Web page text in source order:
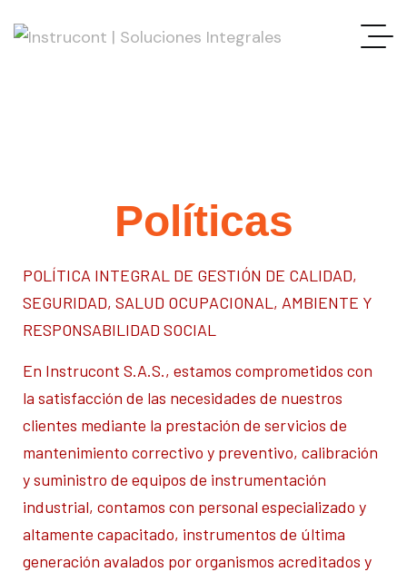
Políticas
POLÍTICA INTEGRAL DE GESTIÓN DE CALIDAD,
SEGURIDAD, SALUD OCUPACIONAL, AMBIENTE Y
RESPONSABILIDAD SOCIAL
En Instrucont S.A.S., estamos comprometidos con
la satisfacción de las necesidades de nuestros
clientes mediante la prestación de servicios de
mantenimiento correctivo y preventivo, calibración
y suministro de equipos de instrumentación
industrial, contamos con personal especializado y
altamente capacitado, instrumentos de última
generación avalados por organismos acreditados y